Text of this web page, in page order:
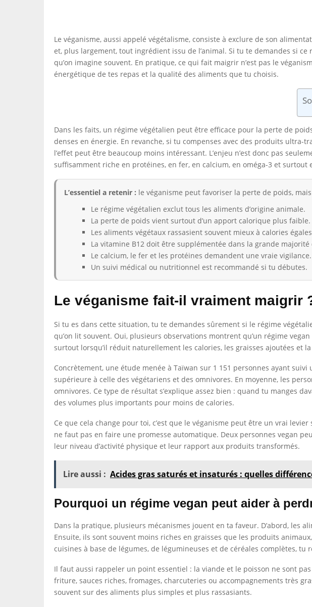
Le véganisme, aussi appelé végétalisme, consiste à exclure de son
et, plus largement, tout ingrédient issu de l’animal. Si tu te demandes si
qu’on imagine souvent. En pratique, ce qui fait maigrir n’est pas le
énergétique de tes repas et la qualité des aliments que tu choisis.
Dans les faits, un régime végétalien peut être efficace pour la perte de
denses en énergie. En revanche, si tu compenses avec des produits
l’effet peut être beaucoup moins intéressant. L’enjeu n’est donc pas
suffisamment riche en protéines, en fer, en calcium, en oméga-3 et surtout
L’essentiel a retenir : le véganisme peut favoriser la perte de poids,
Le régime végétalien exclut tous les aliments d’origine animale.
La perte de poids vient surtout d’un apport calorique plus faible.
Les aliments végétaux rassasient souvent mieux à calories
La vitamine B12 doit être supplémentée dans la grande majorité
Le calcium, le fer et les protéines demandent une vraie vigilance.
Un suivi médical ou nutritionnel est recommandé si tu débutes.
Le véganisme fait-il vraiment maigrir
Si tu es dans cette situation, tu te demandes sûrement si le régime
qu’on lit souvent. Oui, plusieurs observations montrent qu’un régime
surtout lorsqu’il réduit naturellement les calories, les graisses ajoutées et
Concrètement, une étude menée à Taïwan sur 1 151 personnes ayant
supérieure à celle des végétariens et des omnivores. En moyenne, les
omnivores. Ce type de résultat s’explique assez bien : quand tu manges
des volumes plus importants pour moins de calories.
Ce que cela change pour toi, c’est que le véganisme peut être un vrai
ne faut pas en faire une promesse automatique. Deux personnes vegan
leur niveau d’activité physique et leur rapport aux produits transformés.
Lire aussi : Acides gras saturés et insaturés : quelles
Pourquoi un régime vegan peut aider à
Dans la pratique, plusieurs mécanismes jouent en ta faveur. D’abord, les
Ensuite, ils sont souvent moins riches en graisses que les produits
cuisines à base de légumes, de légumineuses et de céréales complètes,
Il faut aussi rappeler un point essentiel : la viande et le poisson ne sont
friture, sauces riches, fromages, charcuteries ou accompagnements très
souvent sur des aliments plus simples et plus rassasiants.